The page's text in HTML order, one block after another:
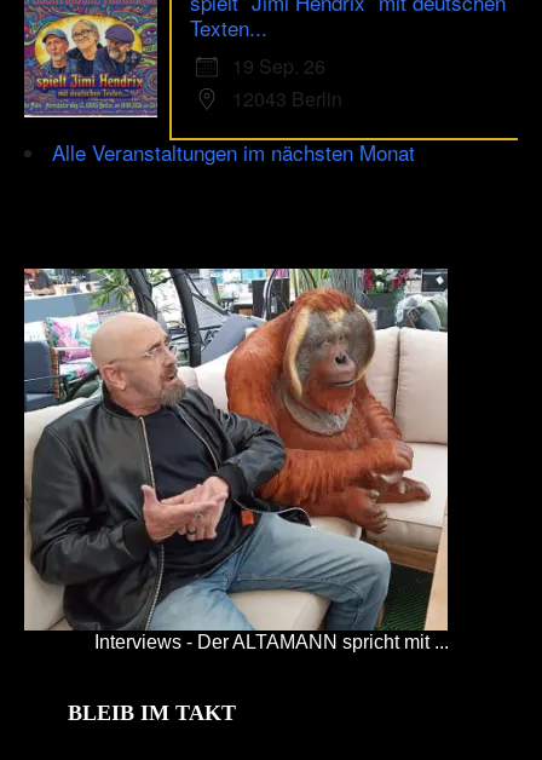
Texten...
19 Sep. 26
12043 Berlin
Alle Veranstaltungen im nächsten Monat
Interviews - Der ALTAMANN spricht mit ...
BLEIB IM TAKT